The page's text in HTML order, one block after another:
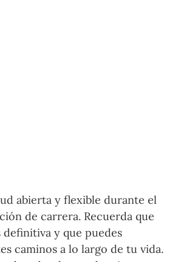
abierta y flexible durante el
de carrera. Recuerda que
y que puedes
caminos a lo largo de tu vida.